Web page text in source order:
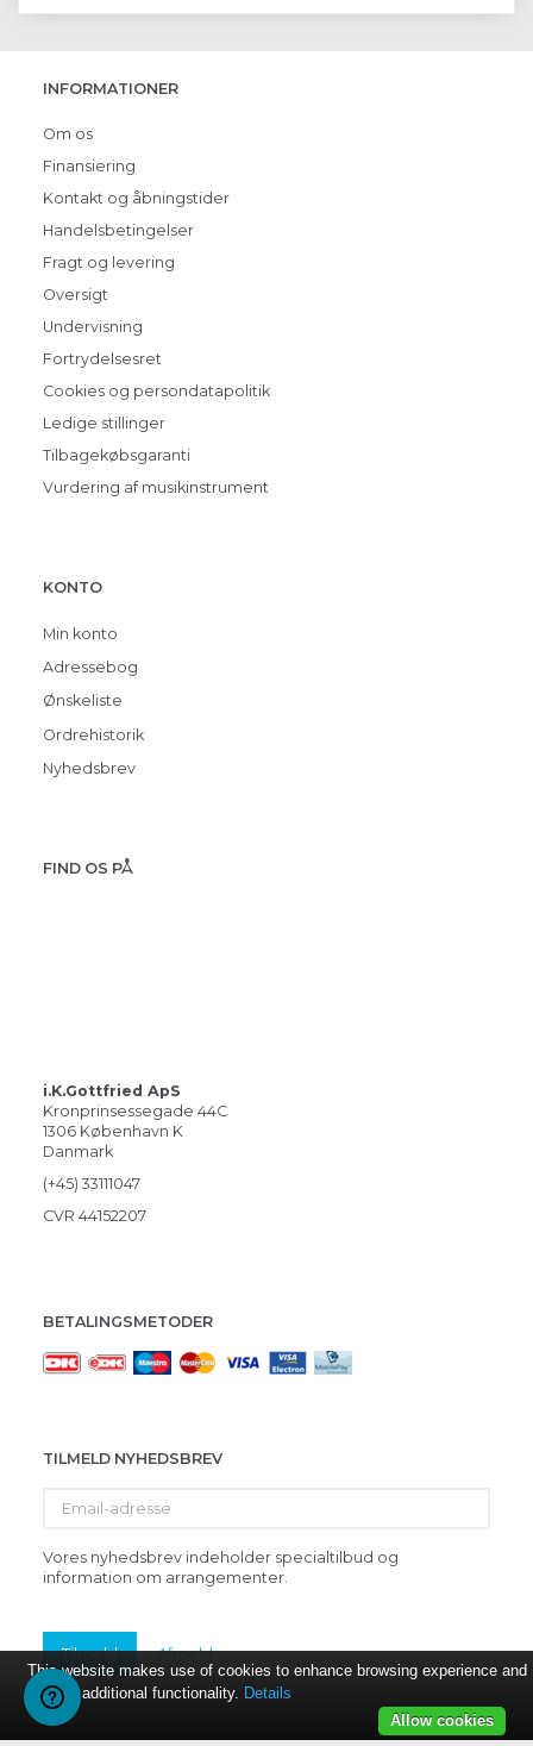
INFORMATIONER
Om os
Finansiering
Kontakt og åbningstider
Handelsbetingelser
Fragt og levering
Oversigt
Undervisning
Fortrydelsesret
Cookies og persondatapolitik
Ledige stillinger
Tilbagekøbsgaranti
Vurdering af musikinstrument
KONTO
Min konto
Adressebog
Ønskeliste
Ordrehistorik
Nyhedsbrev
FIND OS PÅ
i.K.Gottfried ApS
Kronprinsessegade 44C
1306 København K
Danmark
(+45) 33111047
CVR 44152207
BETALINGSMETODER
TILMELD NYHEDSBREV
adresse
Vores nyhedsbrev indeholder specialtilbud og
information om arrangementer.
Tilmeld Afmeld
This website makes use of cookies to enhance browsing experience and
provide additional functionality. Details
Allow cookies